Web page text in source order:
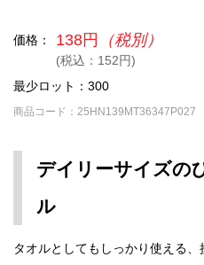
価格： 138円 （税別）
(税込：152円)
最少ロット：300
商品コード：25HN139MT36347P027
デイリーサイズの
ル
タオルとしてもしっかり使える